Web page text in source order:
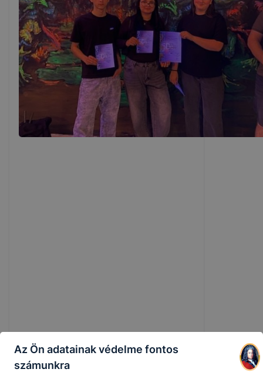
Az Ön adatainak védelme fontos
számunkra